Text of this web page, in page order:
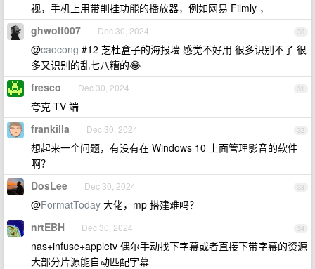
视，手机上用带削挂功能的播放器，例如网易 Filmly ，
30
ghwolf007 Dec 30, 2024
@caocong #12 芝杜盒子的海报墙 感觉不好用 很多识别不了 很
多又识别的乱七八糟的😂
31
fresco Dec 30, 2024
夸克 TV 端
32
frankilla Dec 30, 2024
想起来一个问题，有没有在 Windows 10 上面管理影音的软件
啊？
33
DosLee Dec 30, 2024
@FormatToday 大佬，mp 搭建难吗？
34
nrtEBH Dec 30, 2024
nas+infuse+appletv 偶尔手动找下字幕或者直接下带字幕的资源
大部分片源能自动匹配字幕